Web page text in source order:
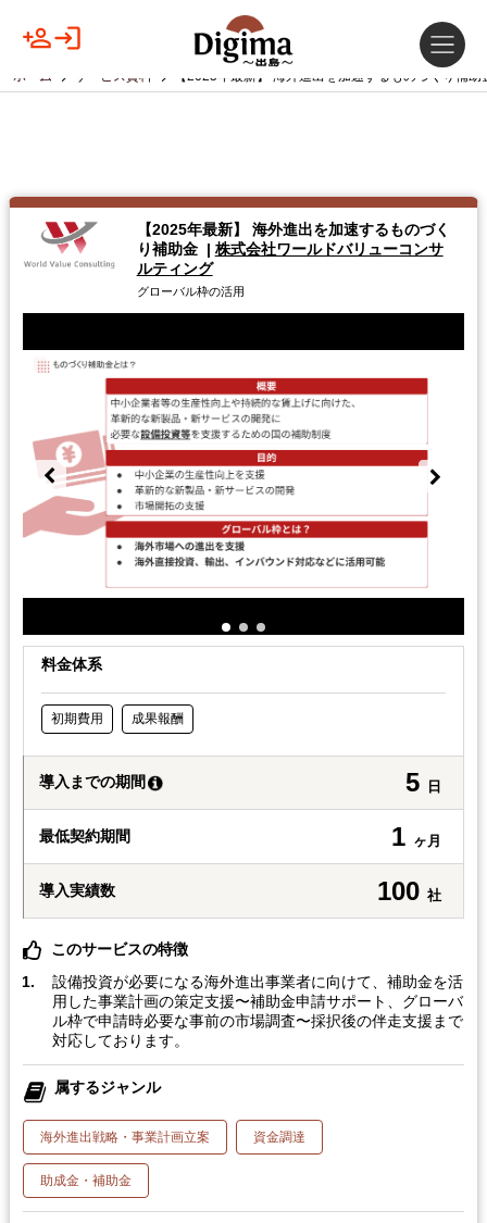
ホーム サービス資料 【2025年最新】 海外進出を加速するものづくり補
【2025年最新】 海外進出を加速するものづく
り補助金 | 株式会社ワールドバリューコンサ
ルティング
グローバル枠の活用
料金体系
初期費用 成果報酬
導入までの期間 5 日
最低契約期間 1 ヶ月
導入実績数 100 社
このサービスの特徴
設備投資が必要になる海外進出事業者に向けて、補助金を活
用した事業計画の策定支援〜補助金申請サポート、グローバ
ル枠で申請時必要な事前の市場調査〜採択後の伴走支援まで
対応しております。
属するジャンル
海外進出戦略・事業計画立案 資金調達
助成金・補助金